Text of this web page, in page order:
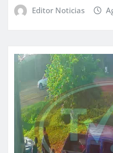
Editor Noticias